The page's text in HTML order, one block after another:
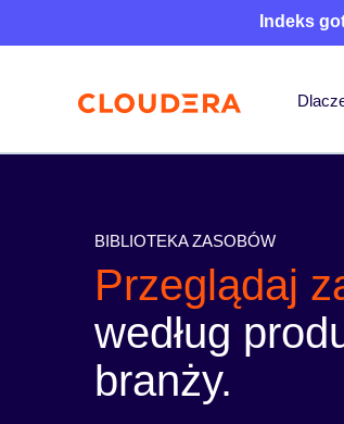
Indeks
BIBLIOTEKA ZASOBÓW
Przeglądaj
według
branży.